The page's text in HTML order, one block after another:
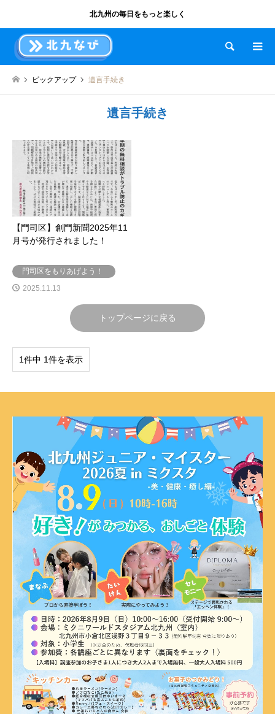
北九州の毎日をもっと楽しく
検索
ピックアップ 遺言手続き
遺言手続き
【門司区】創門新聞2025年11
月号が発行されました！
門司区をもりあげよう！
2025.11.13
トップページに戻る
1件中 1件を表示